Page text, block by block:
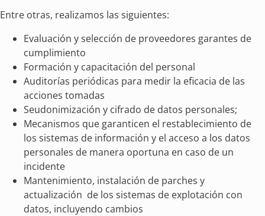
Entre otras, realizamos las siguientes:
Evaluación y selección de proveedores garantes de
cumplimiento
Formación y capacitación del personal
Auditorías periódicas para medir la eficacia de las
acciones tomadas
Seudonimización y cifrado de datos personales;
Mecanismos que garanticen el restablecimiento de
los sistemas de información y el acceso a los datos
personales de manera oportuna en caso de un
incidente
Mantenimiento, instalación de parches y
actualización de los sistemas de explotación con
datos, incluyendo cambios